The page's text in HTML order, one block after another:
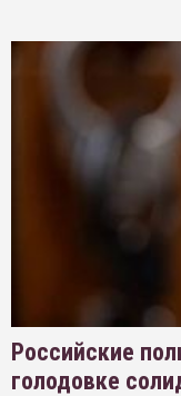
Российские
голодовке